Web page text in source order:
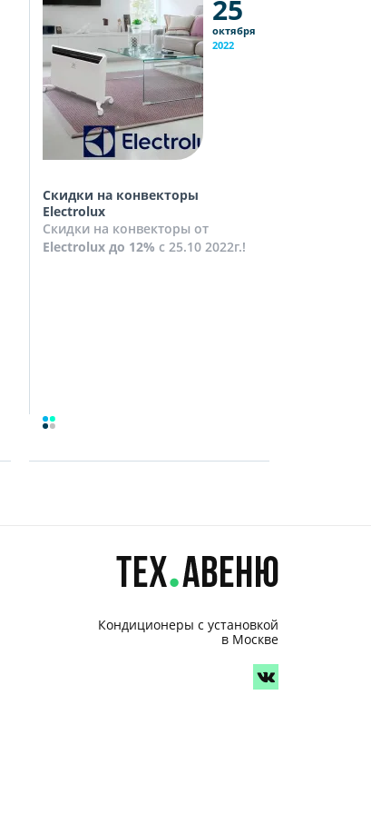
25
октября
2022
Скидки на конвекторы
Electrolux
Скидки на конвекторы от
Electrolux до 12% с 25.10 2022г.!
Кондиционеры с установкой
в Москве